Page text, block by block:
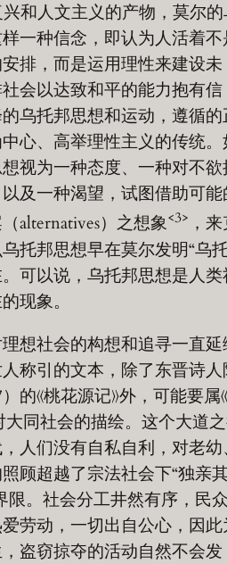
和人文主义的产物，莫尔
一种信念，即认为人活着不
排，而是运用理性来建设未
会以达致和平的能力抱有信
乌托邦思想和运动，遵循的
心、高举理性主义的传统。
视为一种态度、一种对不欲
及一种渴望，试图借助可能
alternatives）之想象<3> ，
托邦思想早在莫尔发明“乌
可以说，乌托邦思想是人类
现象。
想社会的构想和追寻一直延
称引的文本，除了东晋诗人
的《桃花源记》外，可能要属
大同社会的描绘。这个大道
人们没有自私自利，对老幼
顾超越了宗法社会下“独亲
限。社会分工井然有序，民
劳动，一切出自公心，因此
盗窃掠夺的活动自然不会发